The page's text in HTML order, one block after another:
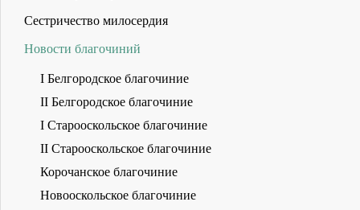
Сестричество милосердия
Новости благочиний
I Белгородское благочиние
II Белгородское благочиние
I Старооскольское благочиние
II Старооскольское благочиние
Корочанское благочиние
Новооскольское благочиние